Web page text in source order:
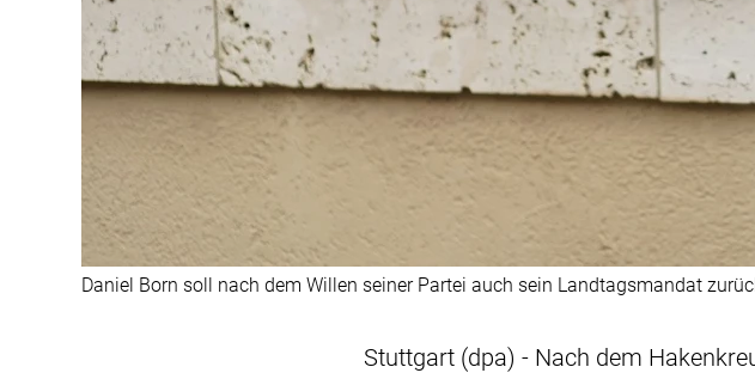
Daniel Born soll nach dem Willen seiner Partei auch sein Landtagsmandat
Stuttgart (dpa) - Nach dem